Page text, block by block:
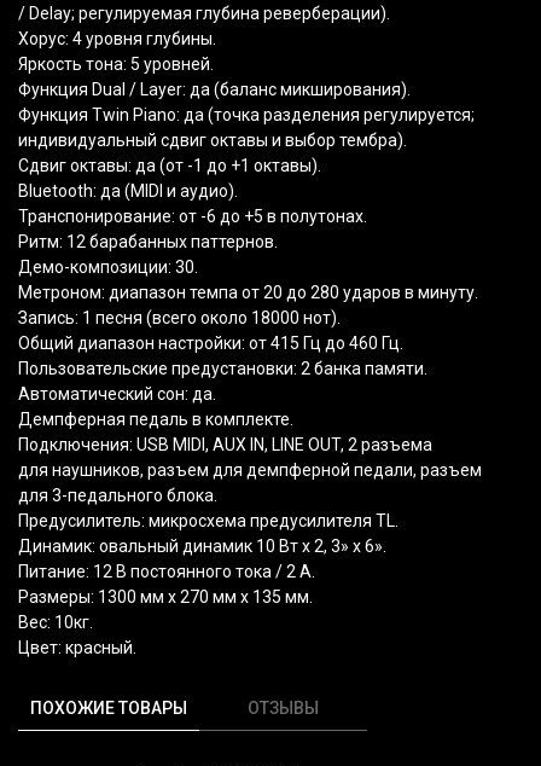
/ Delay; регулируемая глубина реверберации).
Хорус: 4 уровня глубины.
Яркость тона: 5 уровней.
Функция Dual / Layer: да (балансмикширования).
Функция Twin Piano: да (точка разделения регулируется;
индивидуальный сдвиг октавы и выбор тембра).
Сдвиг октавы: да (от -1 до +1 октавы).
Bluetooth: да (MIDI и аудио).
Транспонирование: от -6 до +5 в полутонах.
Ритм: 12 барабанных паттернов.
Демо-композиции: 30.
Метроном: диапазон темпа от 20 до 280 ударов в минуту.
Запись: 1 песня (всего около 18000 нот).
Общий диапазон настройки: от 415 Гц до 460 Гц.
Пользовательские предустановки: 2 банка памяти.
Автоматический сон: да.
Демпферная педаль в комплекте.
Подключения: USB MIDI, AUX IN, LINE OUT, 2 разъема
для наушников, разъем для демпферной педали, разъем
для 3-педального блока.
Предусилитель: микросхема предусилителя TL.
Динамик: овальный динамик 10 Вт х 2, 3» х 6».
Питание: 12 В постоянного тока / 2 А.
Размеры: 1300 мм x 270 мм x 135 мм.
Вес: 10кг.
Цвет: красный.
ПОХОЖИЕ ТОВАРЫ ОТЗЫВЫ